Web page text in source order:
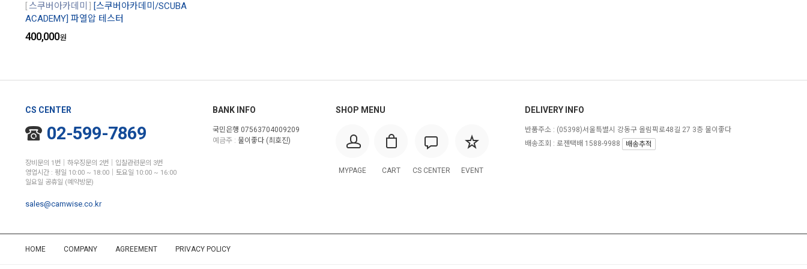
스쿠버아카데미
[스쿠버아카데미/SCUBA
ACADEMY] 파열압 테스터
400,000원
CS CENTER
02-599-7869
장비문의 1번│하우징문의 2번│입찰관련문의 3번
영업시간 : 평일 10:00 ~ 18:00│토요일 10:00 ~ 16:00
일요일 공휴일 (예약방문)
sales@camwise.co.kr
BANK INFO
국민은행 07563704009209
예금주 : 물이좋다 (최호진)
SHOP MENU
MYPAGE CART CS CENTER EVENT
DELIVERY INFO
반품주소 : (05398)서울특별시 강동구 올림픽로48길 27 3층 물이좋다
배송조회 : 로젠택배 1588-9988
배송추적
HOME COMPANY AGREEMENT PRIVACY POLICY